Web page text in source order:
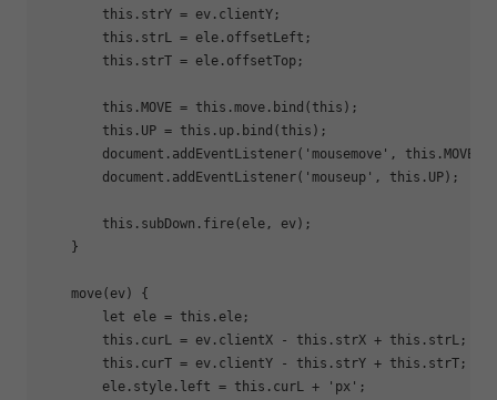
this .strY = ev.clientY;
this .strL = ele.offsetLeft;
this .strT = ele.offsetTop;
this .MOVE = this .move.bind( this );
this .UP = this .up.bind( this );
document .addEventListener( 'mousemove' , this .MOVE);
document .addEventListener( 'mouseup' , this .UP);
this .subDown.fire(ele, ev);
    }
    move(ev) {
let ele = this .ele;
this .curL = ev.clientX - this .strX + this .strL;
this .curT = ev.clientY - this .strY + this .strT;
        ele.style.left =
this .curL + 'px' ;